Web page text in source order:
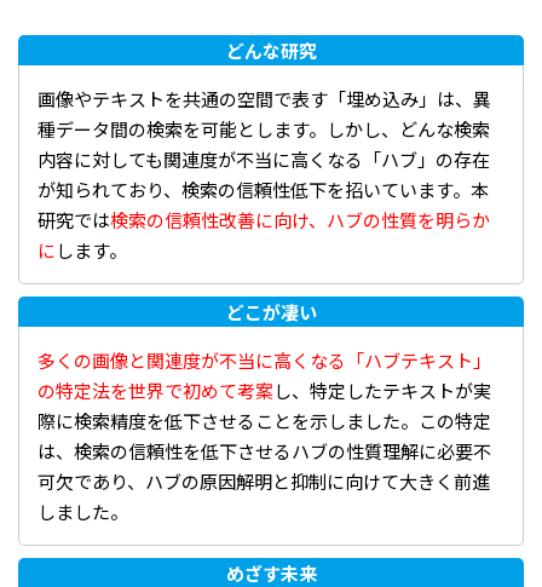
どんな研究
画像やテキストを共通の空間で表す「埋め込み」は、異
種データ間の検索を可能とします。しかし、どんな検索
内容に対しても関連度が不当に高くなる「ハブ」の存在
が知られており、検索の信頼性低下を招いています。本
研究では検索の信頼性改善に向け、ハブの性質を明らか
にします。
どこが凄い
多くの画像と関連度が不当に高くなる「ハブテキスト」
の特定法を世界で初めて考案し、特定したテキストが実
際に検索精度を低下させることを示しました。この特定
は、検索の信頼性を低下させるハブの性質理解に必要不
可欠であり、ハブの原因解明と抑制に向けて大きく前進
しました。
めざす未来